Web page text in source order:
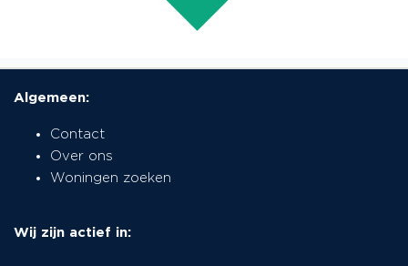
Algemeen:
Contact
Over ons
Woningen zoeken
Wij zijn actief in: